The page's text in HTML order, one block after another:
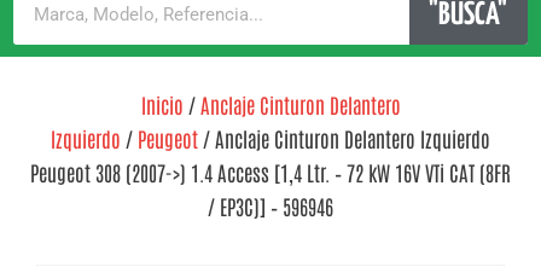
"BUSCA"
Inicio / Anclaje Cinturon Delantero
Izquierdo / Peugeot / Anclaje Cinturon Delantero Izquierdo
Peugeot 308 (2007->) 1.4 Access [1,4 Ltr. – 72 kW 16V VTi CAT (8FR
/ EP3C)] – 596946